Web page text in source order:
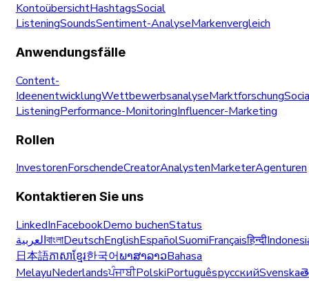
KontoübersichtHashtagsSocial
ListeningSoundsSentiment-AnalyseMarkenvergleich
Anwendungsfälle
Content-
IdeenentwicklungWettbewerbsanalyseMarktforschung
ListeningPerformance-MonitoringInfluencer-Marketing
Rollen
InvestorenForschendeCreatorAnalystenMarketerAgenturen
Kontaktieren Sie uns
LinkedInFacebookDemo buchenStatus
العربيةবাংলাDeutschEnglishEspañolSuomiFrançaisहिन्दी
日本語ភាសាខ្មែរ한국어ພາສາລາວBahasa
MelayuNederlandsਪੰਜਾਬੀPolskiPortuguêsрусскийSvenska